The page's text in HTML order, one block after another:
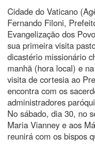
Cidade do Vaticano
Fernando Filoni,
Evangelização dos
sua primeira visita
dicastério missionário
manhã (hora local) e
visita de cortesia ao
encontra com os
administradores
No sábado, dia 30, no
Maria Vianney e aos
reunirá com os bispos